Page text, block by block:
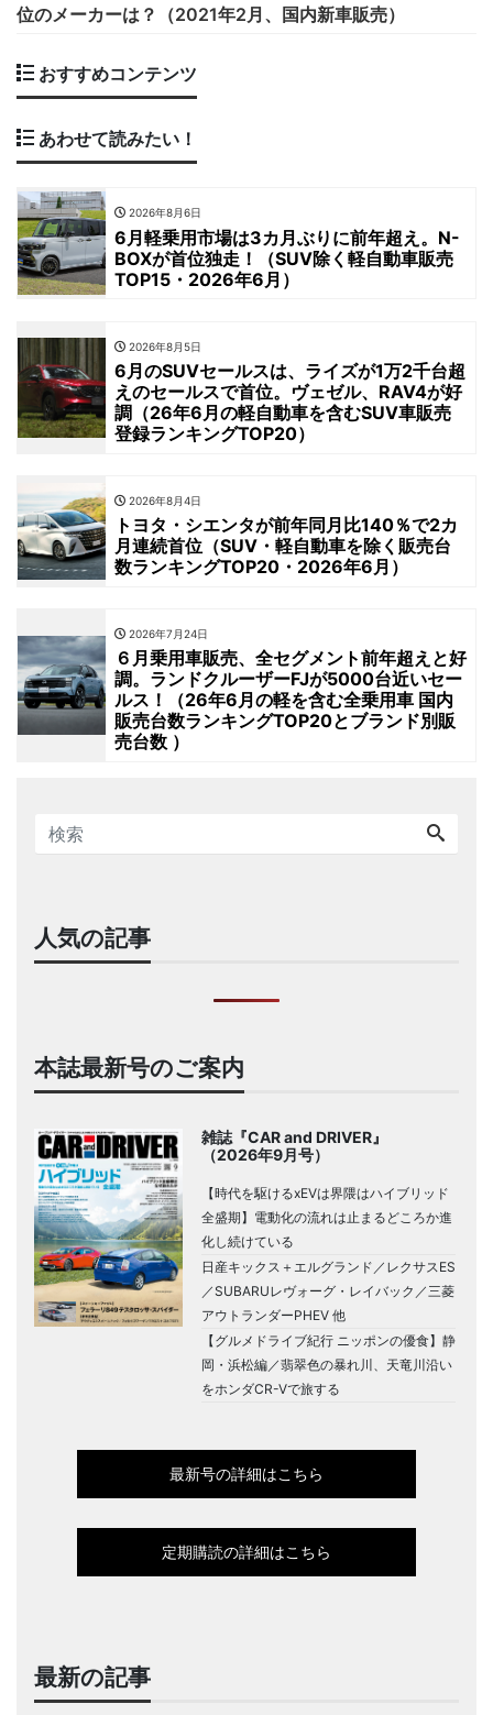
位のメーカーは？（2021年2月、国内新車販売）
おすすめコンテンツ
あわせて読みたい！
2026年8月6日
6月軽乗用市場は3カ月ぶりに前年超え。N-
BOXが首位独走！（SUV除く軽自動車販売
TOP15・2026年6月）
2026年8月5日
6月のSUVセールスは、ライズが1万2千台超
えのセールスで首位。ヴェゼル、RAV4が好
調（26年6月の軽自動車を含むSUV車販売
登録ランキングTOP20）
2026年8月4日
トヨタ・シエンタが前年同月比140％で2カ
月連続首位（SUV・軽自動車を除く販売台
数ランキングTOP20・2026年6月）
2026年7月24日
６月乗用車販売、全セグメント前年超えと好
調。ランドクルーザーFJが5000台近いセー
ルス！（26年6月の軽を含む全乗用車 国内
販売台数ランキングTOP20とブランド別販
売台数 ）
人気の記事
本誌最新号のご案内
雑誌『CAR and DRIVER』
（2026年9月号）
【時代を駆けるxEVは界隈はハイブリッド
全盛期】電動化の流れは止まるどころか進
化し続けている
日産キックス＋エルグランド／レクサスES
／SUBARUレヴォーグ・レイバック／三菱
アウトランダーPHEV 他
【グルメドライブ紀行 ニッポンの優食】静
岡・浜松編／翡翠色の暴れ川、天竜川沿い
をホンダCR-Vで旅する
最新号の詳細はこちら
定期購読の詳細はこちら
最新の記事